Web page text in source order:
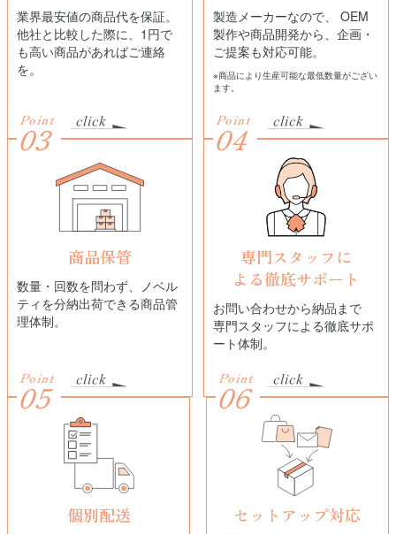
業界最安値の商品代を保証。
他社と比較した際に、1円で
も高い商品があればご連絡
を。
製造メーカーなので、 OEM
製作や商品開発から、企画・
ご提案も対応可能。
※商品により生産可能な最低数量がござい
ます。
Point
03
商品保管
数量・回数を問わず、ノベル
ティを分納出荷できる商品管
理体制。
Point
04
専門スタッフに
よる徹底サポート
お問い合わせから納品まで
専門スタッフによる徹底サポ
ート体制。
Point
05
個別配送
Point
06
セットアップ対応